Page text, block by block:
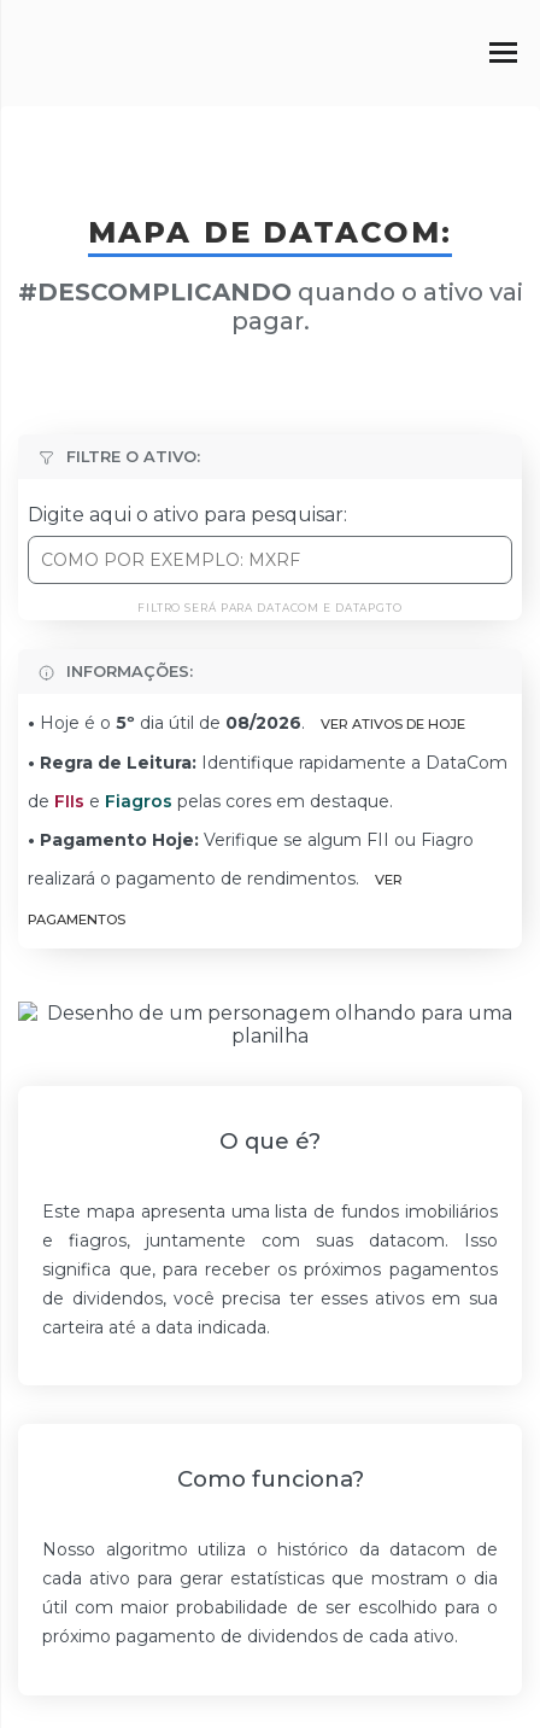
MAPA DE DATACOM:
#DESCOMPLICANDO quando o ativo vai
pagar.
FILTRE O ATIVO:
Digite aqui o ativo para pesquisar:
FILTRO SERÁ PARA DATACOM E DATAPGTO
INFORMAÇÕES:
• Hoje é o 5º dia útil de 08/2026. VER ATIVOS DE HOJE
• Regra de Leitura: Identifique rapidamente a DataCom
de FIIs e Fiagros pelas cores em destaque.
• Pagamento Hoje: Verifique se algum FII ou Fiagro
realizará o pagamento de rendimentos.
VER
PAGAMENTOS
O que é?
Este mapa apresenta uma lista de fundos imobiliários
e fiagros, juntamente com suas datacom. Isso
significa que, para receber os próximos pagamentos
de dividendos, você precisa ter esses ativos em sua
carteira até a data indicada.
Como funciona?
Nosso algoritmo utiliza o histórico da datacom de
cada ativo para gerar estatísticas que mostram o dia
útil com maior probabilidade de ser escolhido para o
próximo pagamento de dividendos de cada ativo.